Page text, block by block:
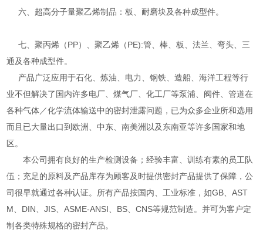
六、超高分子量聚乙烯制品：板、耐磨块及各种成型件。
七、聚丙烯（PP）、聚乙烯（PE):管、棒、板、法兰、弯头、三
通及各种成型件。
产品广泛应用于石化、炼油、电力、钢铁、造船、海洋工程等行
业不但解决了国内许多电厂、煤气厂、化工厂等泵浦、阀件、管道在
各种气体／化学流体输送中的密封泄露问题，已为众多企业所和选用
而且已大量出口到欧洲、中东、南美洲以及东南亚等许多国家和地
区。
本公司拥有良好的生产检测设备；经验丰富、训练有素的员工队
伍；充足的原料及产品库存为顾客及时提供密封产品提供了保障，公
司很早就通过各种认证。所有产品按国内、工业标准，如GB、AST
M、DIN、JIS、ASME-ANSI、BS、CNS等规范制造。并可为客户定
制各类特殊规格的密封产品。